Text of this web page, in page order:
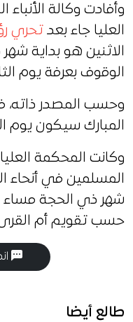
وأفادت وكالة
العليا جاء بعد تحري
الاثنين هو بداية
الوقوف بعرفة يوم الثلاثاء 26 ماي
وحسب المصدر ذاته،
المبارك سيكون يوم
وكانت المحكمة
المسلمين في أنحاء
حسب تقويم أم القرى،
طالع أيضا